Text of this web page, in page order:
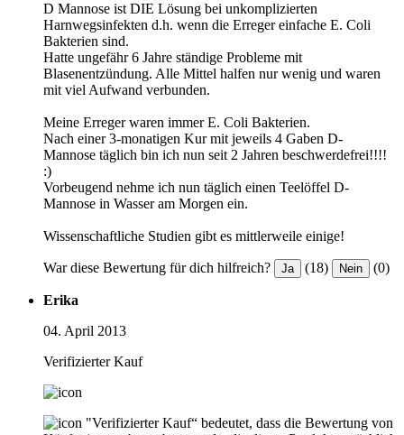
D Mannose ist DIE Lösung bei unkomplizierten
Harnwegsinfekten d.h. wenn die Erreger einfache E. Coli
Bakterien sind.
Hatte ungefähr 6 Jahre ständige Probleme mit
Blasenentzündung. Alle Mittel halfen nur wenig und waren
mit viel Aufwand verbunden.
Meine Erreger waren immer E. Coli Bakterien.
Nach einer 3-monatigen Kur mit jeweils 4 Gaben D-
Mannose täglich bin ich nun seit 2 Jahren beschwerdefrei!!!!
:)
Vorbeugend nehme ich nun täglich einen Teelöffel D-
Mannose in Wasser am Morgen ein.
Wissenschaftliche Studien gibt es mittlerweile einige!
War diese Bewertung für dich hilfreich? Ja (18) Nein (0)
Erika
04. April 2013
Verifizierter Kauf
"Verifizierter Kauf“ bedeutet, dass die Bewertung von